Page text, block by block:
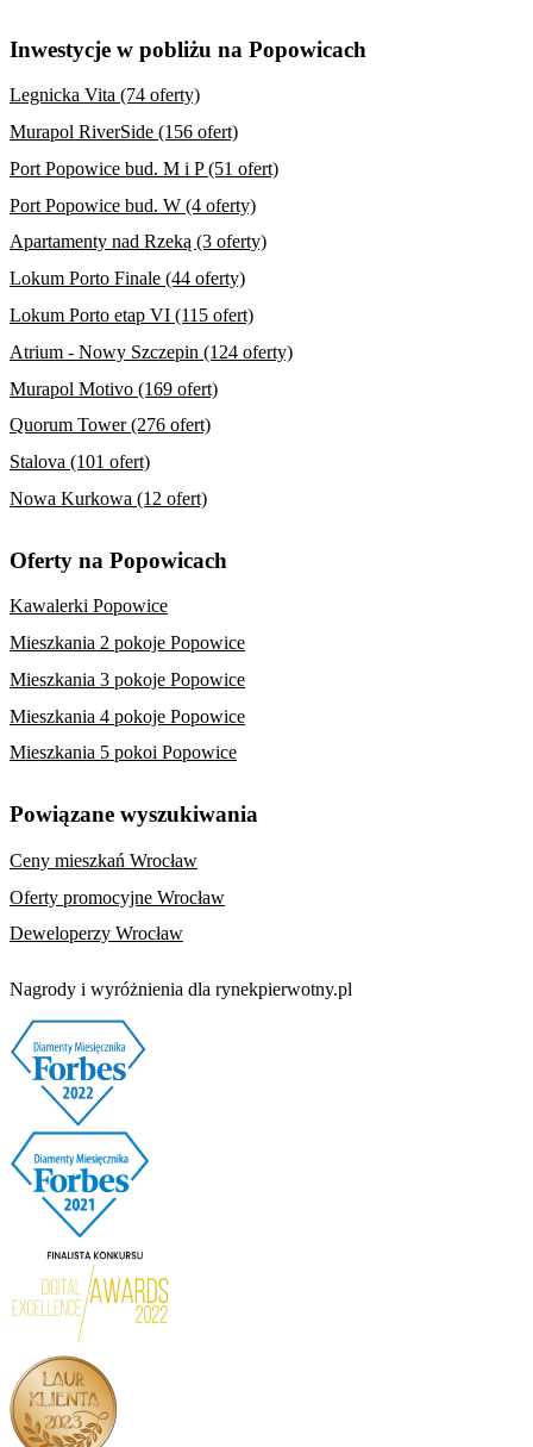
Inwestycje w pobliżu na Popowicach
Legnicka Vita (74 oferty)
Murapol RiverSide (156 ofert)
Port Popowice bud. M i P (51 ofert)
Port Popowice bud. W (4 oferty)
Apartamenty nad Rzeką (3 oferty)
Lokum Porto Finale (44 oferty)
Lokum Porto etap VI (115 ofert)
Atrium - Nowy Szczepin (124 oferty)
Murapol Motivo (169 ofert)
Quorum Tower (276 ofert)
Stalova (101 ofert)
Nowa Kurkowa (12 ofert)
Oferty na Popowicach
Kawalerki Popowice
Mieszkania 2 pokoje Popowice
Mieszkania 3 pokoje Popowice
Mieszkania 4 pokoje Popowice
Mieszkania 5 pokoi Popowice
Powiązane wyszukiwania
Ceny mieszkań Wrocław
Oferty promocyjne Wrocław
Deweloperzy Wrocław
Nagrody i wyróżnienia dla rynekpierwotny.pl